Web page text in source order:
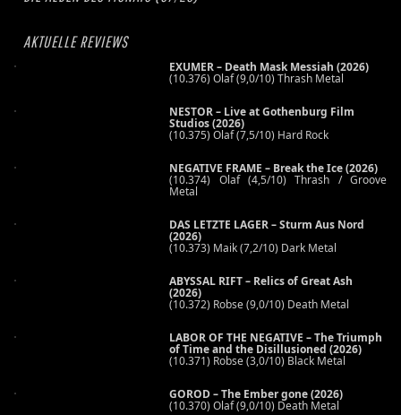
AKTUELLE REVIEWS
EXUMER – Death Mask Messiah (2026)
(10.376) Olaf (9,0/10) Thrash Metal
NESTOR – Live at Gothenburg Film
Studios (2026)
(10.375) Olaf (7,5/10) Hard Rock
NEGATIVE FRAME – Break the Ice (2026)
(10.374) Olaf (4,5/10) Thrash / Groove
Metal
DAS LETZTE LAGER – Sturm Aus Nord
(2026)
(10.373) Maik (7,2/10) Dark Metal
ABYSSAL RIFT – Relics of Great Ash
(2026)
(10.372) Robse (9,0/10) Death Metal
LABOR OF THE NEGATIVE – The Triumph
of Time and the Disillusioned (2026)
(10.371) Robse (3,0/10) Black Metal
GOROD – The Ember gone (2026)
(10.370) Olaf (9,0/10) Death Metal